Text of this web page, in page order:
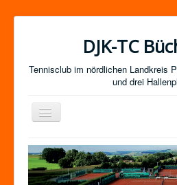
DJK-TC
Tennisclub im nördlichen Landkreis
und drei
Navigation
an/aus
News
Termine